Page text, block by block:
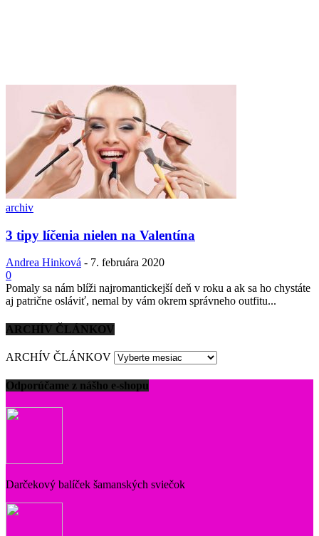
archiv
3 tipy líčenia nielen na Valentína
Andrea Hinková - 7. februára 2020
0
Pomaly sa nám blíži najromantickejší deň v roku a ak sa ho chystáte
aj patrične osláviť, nemal by vám okrem správneho outfitu...
ARCHÍV ČLÁNKOV
ARCHÍV ČLÁNKOV
Odporúčame z nášho e-shopu
Darčekový balíček šamanských sviečok